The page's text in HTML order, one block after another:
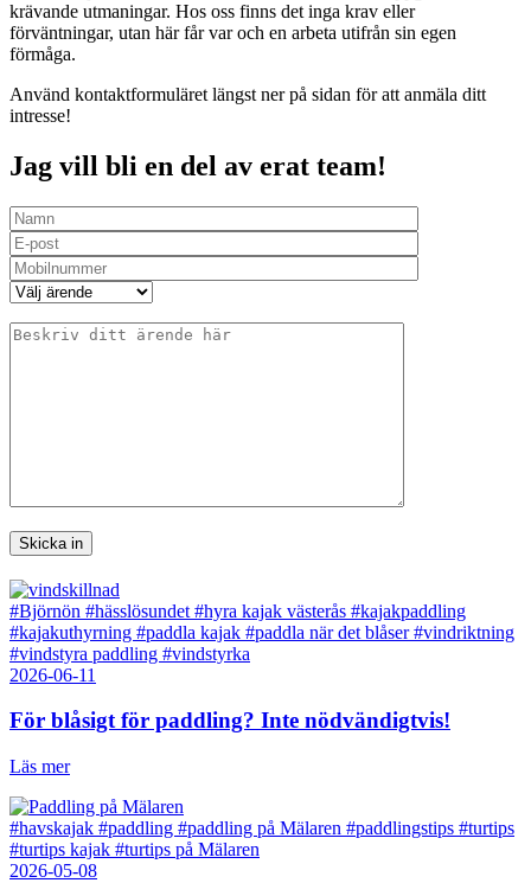
krävande utmaningar. Hos oss finns det inga krav eller
förväntningar, utan här får var och en arbeta utifrån sin egen
förmåga.
Använd kontaktformuläret längst ner på sidan för att anmäla ditt
intresse!
Jag vill bli en del av erat team!
#Björnön #hässlösundet #hyra kajak västerås #kajakpaddling
#kajakuthyrning #paddla kajak #paddla när det blåser#vindriktning
#vindstyra paddling #vindstyrka
2026-06-11
För blåsigt för paddling? Inte nödvändigtvis!
Läs mer
#havskajak #paddling #paddling på Mälaren #paddlingstips #turtips
#turtips kajak #turtips på Mälaren
2026-05-08